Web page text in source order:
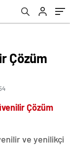
Çözüm
Çözüm
ve yenilikçi